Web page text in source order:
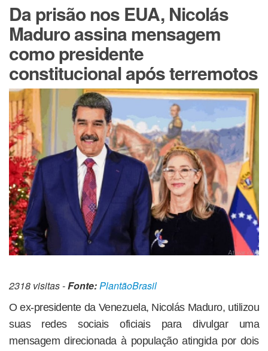
Da prisão nos EUA, Nicolás
Maduro assina mensagem
como presidente
constitucional após terremotos
2318 visitas -Fonte:PlantãoBrasil
O ex-presidente da Venezuela, Nicolás Maduro, utilizou
suas redes sociais oficiais para divulgar uma
mensagem direcionada à população atingida por dois